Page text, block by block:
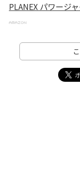
PLANEX パワージ